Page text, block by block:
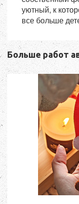
уютный, к
все больше
Больше работ